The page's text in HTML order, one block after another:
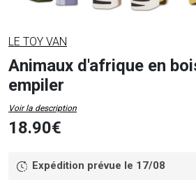
LE TOY VAN
Animaux d'afrique en
empiler
Voir la description
18.90€
Expédition prévue le 17/08